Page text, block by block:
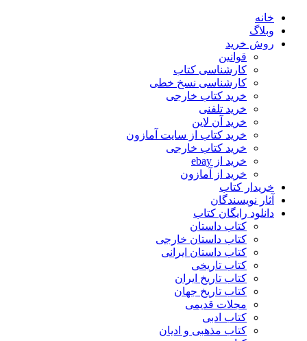
خانه
وبلاگ
روش خرید
قوانین
کارشناسی کتاب
کارشناسی نسخ خطی
خرید کتاب خارجی
خرید تلفنی
خرید آن لاین
خرید کتاب از سایت آمازون
خرید کتاب خارجی
خرید از ebay
خرید از آمازون
خریدار کتاب
آثار نویسندگان
دانلود رایگان کتاب
کتاب داستان
کتاب داستان خارجی
کتاب داستان ایرانی
کتاب تاریخی
کتاب تاریخ ایران
کتاب تاریخ جهان
مجلات قدیمی
کتاب ادبی
کتاب مذهبی و ادیان